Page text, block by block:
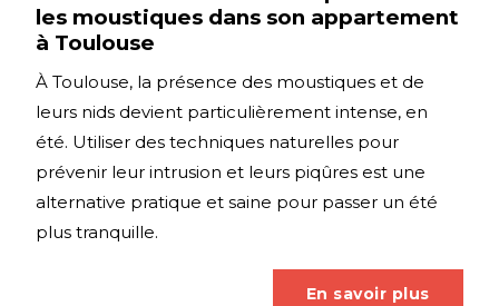
les moustiques dans son appartement
à Toulouse
À Toulouse, la présence des moustiques et de
leurs nids devient particulièrement intense, en
été. Utiliser des techniques naturelles pour
prévenir leur intrusion et leurs piqûres est une
alternative pratique et saine pour passer un été
plus tranquille.
En savoir plus